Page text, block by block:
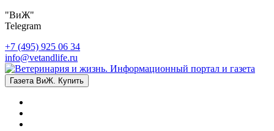
"ВиЖ"
Telegram
+7 (495) 925 06 34
info@vetandlife.ru
Газета ВиЖ. Купить